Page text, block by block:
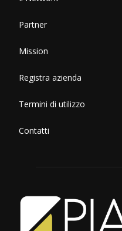
Partner
Mission
Registra azienda
Termini di utilizzo
Contatti